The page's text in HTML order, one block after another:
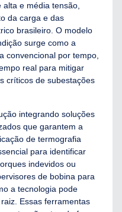
e média tensão,
da carga e das
brasileiro. O modelo
surge como a
convencional por tempo,
real para mitigar
críticos de subestações
integrando soluções
que garantem a
de termografia
para identificar
indevidos ou
de bobina para
a tecnologia pode
Essas ferramentas